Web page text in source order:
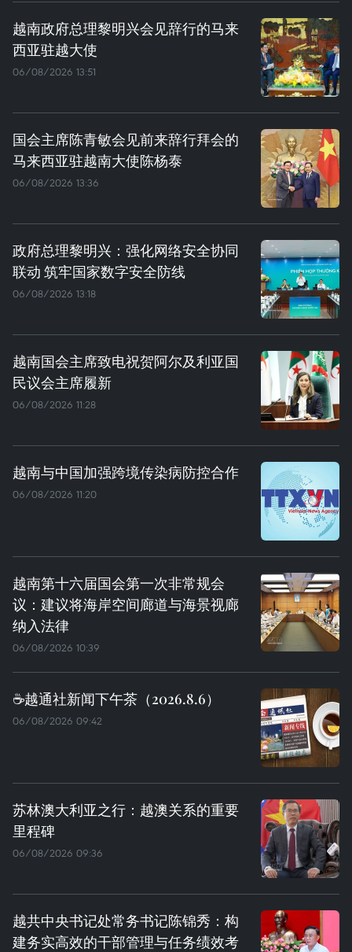
越南政府总理黎明兴会见辞行的马来
西亚驻越大使
06/08/2026 13:51
国会主席陈青敏会见前来辞行拜会的
马来西亚驻越南大使陈杨泰
06/08/2026 13:36
政府总理黎明兴：强化网络安全协同
联动 筑牢国家数字安全防线
06/08/2026 13:18
越南国会主席致电祝贺阿尔及利亚国
民议会主席履新
06/08/2026 11:28
越南与中国加强跨境传染病防控合作
06/08/2026 11:20
越南第十六届国会第一次非常规会
议：建议将海岸空间廊道与海景视廊
纳入法律
06/08/2026 10:39
☕️越通社新闻下午茶（2026.8.6）
06/08/2026 09:42
苏林澳大利亚之行：越澳关系的重要
里程碑
06/08/2026 09:36
越共中央书记处常务书记陈锦秀：构
建务实高效的干部管理与任务绩效考